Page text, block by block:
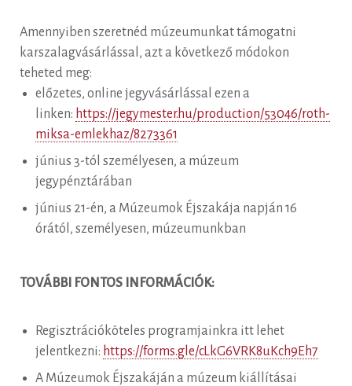
Amennyiben szeretnéd múzeumunkat támogatni
karszalagvásárlással, azt a következő módokon
teheted meg:
előzetes, online jegyvásárlással ezen a
linken: https://jegymester.hu/production/53046/roth-
miksa-emlekhaz/8273361
június 3-tól személyesen, a múzeum
jegypénztárában
június 21-én, a Múzeumok Éjszakája napján 16
órától, személyesen, múzeumunkban
TOVÁBBI FONTOS INFORMÁCIÓK:
Regisztrációköteles programjainkra itt lehet
jelentkezni: https://forms.gle/cLkG6VRK8uKch9Eh7
A Múzeumok Éjszakáján a múzeum kiállításai